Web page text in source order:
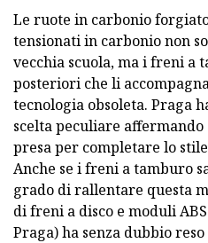
Le ruote in carbonio
tensionati in carbonio non
vecchia scuola, ma i freni a
posteriori che li
tecnologia obsoleta. Praga
scelta peculiare affermando
presa per completare lo
Anche se i freni a tamburo
grado di rallentare questa
di freni a disco e moduli
Praga) ha senza dubbio